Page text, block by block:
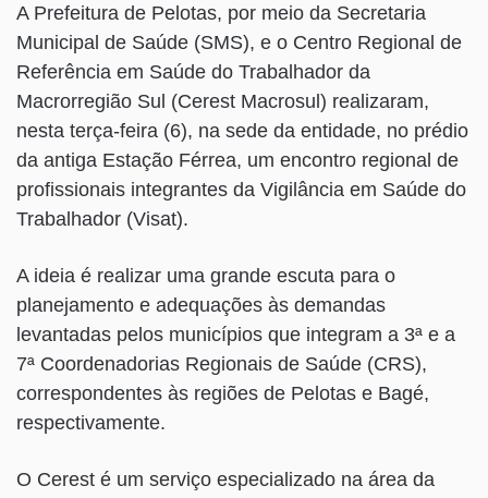
A Prefeitura de Pelotas, por meio da Secretaria
Municipal de Saúde (SMS), e o Centro Regional de
Referência em Saúde do Trabalhador da
Macrorregião Sul (Cerest Macrosul) realizaram,
nesta terça-feira (6), na sede da entidade, no prédio
da antiga Estação Férrea, um encontro regional de
profissionais integrantes da Vigilância em Saúde do
Trabalhador (Visat).
A ideia é realizar uma grande escuta para o
planejamento e adequações às demandas
levantadas pelos municípios que integram a 3ª e a
7ª Coordenadorias Regionais de Saúde (CRS),
correspondentes às regiões de Pelotas e Bagé,
respectivamente.
O Cerest é um serviço especializado na área da